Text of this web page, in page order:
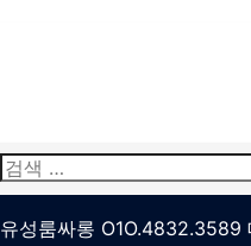
검
색:
유성룸싸롱 O1O.4832.3589